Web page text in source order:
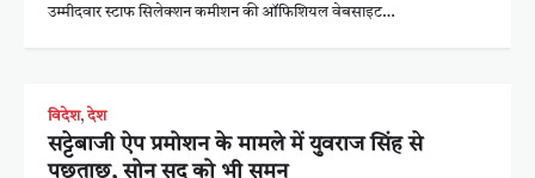
उम्मीदवार स्टाफ सिलेक्शन कमीशन की ऑफिशियल वेबसाइट…
विदेश, देश
सट्टेबाजी ऐप प्रमोशन के मामले में युवराज सिंह से
पूछताछ, सोनू सूद को भी समन